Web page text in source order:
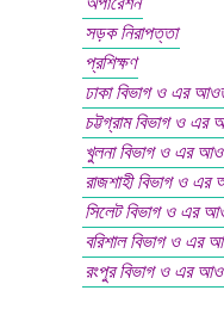
সড়ক নিরাপত্তা
প্রশিক্ষণ
ঢাকা বিভাগ ও এর
চট্টগ্রাম বিভাগ ও এর
খুলনা বিভাগ ও এর
রাজশাহী বিভাগ ও এর
সিলেট বিভাগ ও এর
বরিশাল বিভাগ ও এর
রংপুর বিভাগ ও এর